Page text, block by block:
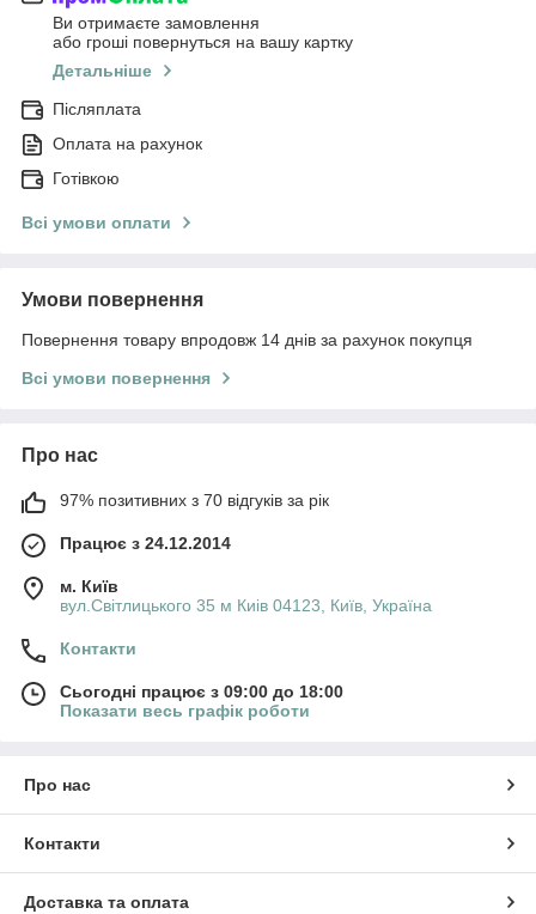
Ви отримаєте замовлення
або гроші повернуться на вашу картку
Детальніше
Післяплата
Оплата на рахунок
Готівкою
Всі умови оплати
Умови повернення
Повернення товару впродовж 14 днів за рахунок покупця
Всі умови повернення
Про нас
97% позитивних з 70 відгуків за рік
Працює з 24.12.2014
м. Київ
вул.Світлицького 35 м Киів 04123, Київ, Україна
Контакти
Сьогодні працює з 09:00 до 18:00
Показати весь графік роботи
Про нас
Контакти
Доставка та оплата